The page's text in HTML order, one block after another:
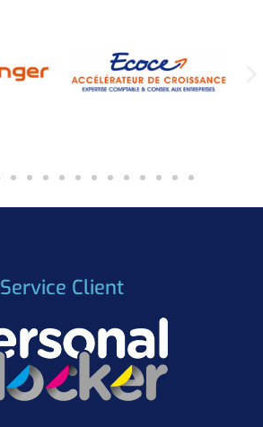
Service Client